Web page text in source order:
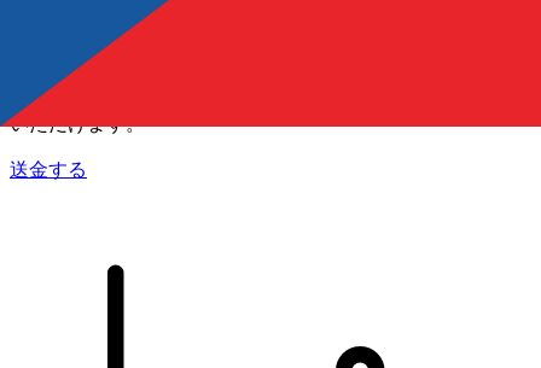
Xe 国際送金
オンラインの送金が迅速、安全、簡単に行えます。ライブの
追跡と通知に加え、柔軟な配信と支払いオプションをご利用
いただけます。
送金する